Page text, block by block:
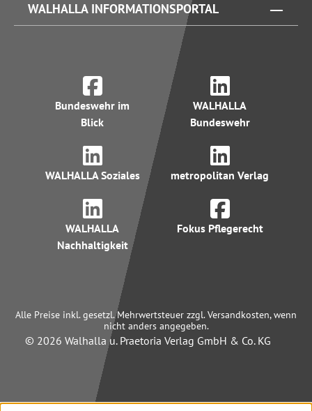
WALHALLA INFORMATIONSPORTAL
Bundeswehr im
Blick
WALHALLA
Bundeswehr
WALHALLA Soziales metropolitan Verlag
WALHALLA
Nachhaltigkeit
Fokus Pflegerecht
Alle Preise inkl. gesetzl. Mehrwertsteuer zzgl. Versandkosten, wenn
nicht anders angegeben.
© 2026 Walhalla u. Praetoria Verlag GmbH & Co. KG